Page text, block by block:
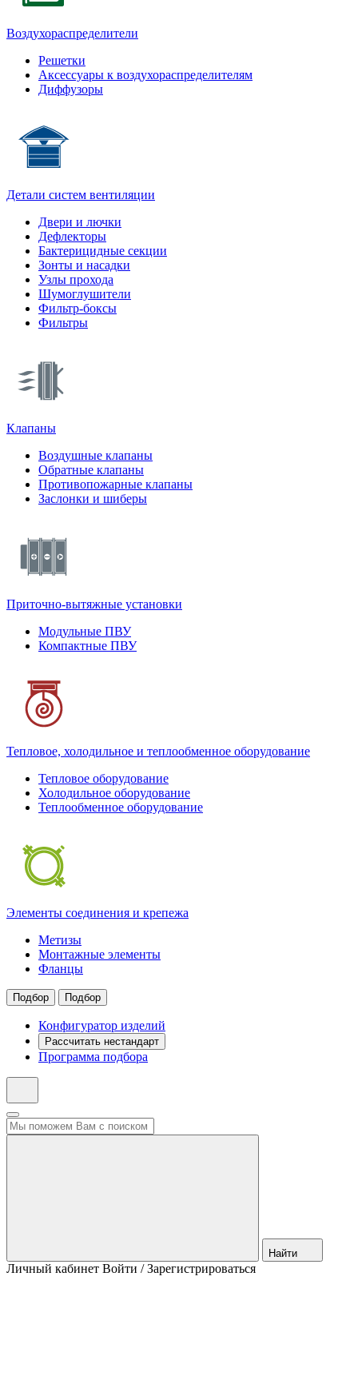
Воздухораспределители
Решетки
Аксессуары к воздухораспределителям
Диффузоры
Детали систем вентиляции
Двери и лючки
Дефлекторы
Бактерицидные секции
Зонты и насадки
Узлы прохода
Шумоглушители
Фильтр-боксы
Фильтры
Клапаны
Воздушные клапаны
Обратные клапаны
Противопожарные клапаны
Заслонки и шиберы
Приточно-вытяжные установки
Модульные ПВУ
Компактные ПВУ
Тепловое, холодильное и теплообменное оборудование
Тепловое оборудование
Холодильное оборудование
Теплообменное оборудование
Элементы соединения и крепежа
Метизы
Монтажные элементы
Фланцы
Подбор Подбор
Конфигуратор изделий
Рассчитать нестандарт
Программа подбора
Найти
Личный кабинет Войти / Зарегистрироваться